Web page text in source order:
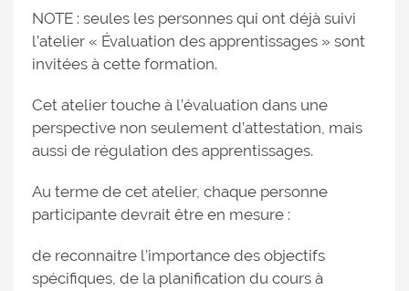
NOTE : seules les personnes qui ont déjà suivi
l’atelier « Évaluation des apprentissages » sont
invitées à cette formation.
Cet atelier touche à l’évaluation dans une
perspective non seulement d’attestation, mais
aussi de régulation des apprentissages.
Au terme de cet atelier, chaque personne
participante devrait être en mesure :
de reconnaitre l’importance des objectifs
spécifiques, de la planification du cours à